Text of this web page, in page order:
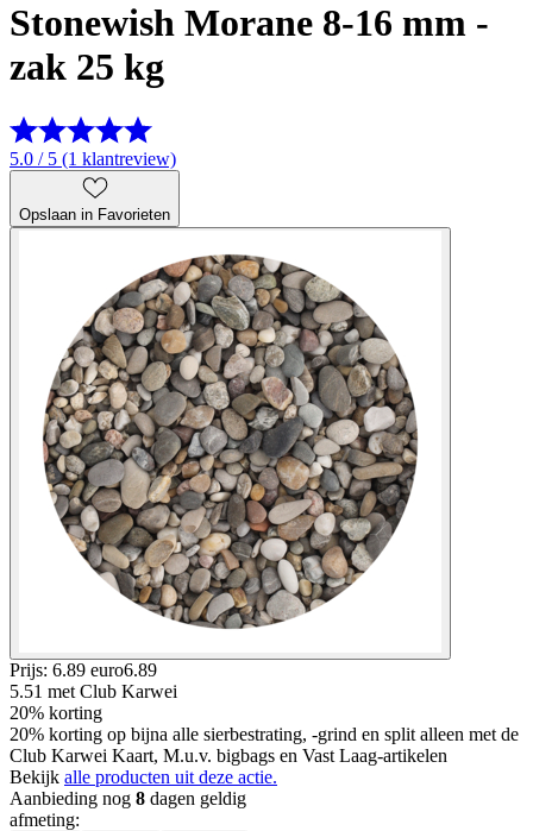
Stonewish Morane 8-16 mm -
zak 25 kg
5.0 / 5 (1 klantreview)
Opslaan in Favorieten
Prijs: 6.89 euro6.89
5.51 met Club Karwei
20% korting
20% korting op bijna alle sierbestrating, -grind en split alleen met de
Club Karwei Kaart, M.u.v. bigbags en Vast Laag-artikelen
Bekijk alle producten uit deze actie.
Aanbieding nog 8 dagen geldig
afmeting: